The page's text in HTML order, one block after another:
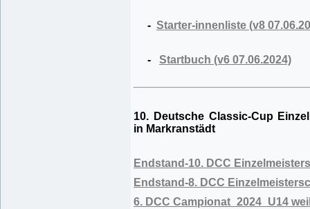
- Starter-innenliste (v8
- Startbuch (v6 07.06.2024)
10. Deutsche Classic-Cup
in Markranstädt
Endstand-10. DCC
Endstand-8. DCC
6. DCC Campionat_2024_U14